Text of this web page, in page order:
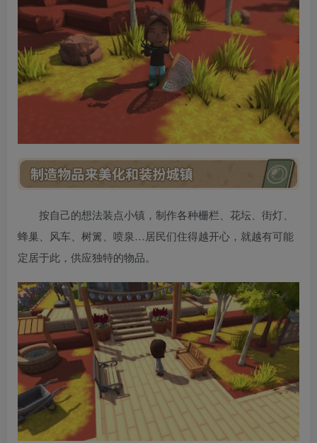
按自己的想法装点小镇，制作各种栅栏、花坛、街灯、
蜂巢、风车、树篱、喷泉…居民们住得越开心，就越有可能
定居于此，供应独特的物品。